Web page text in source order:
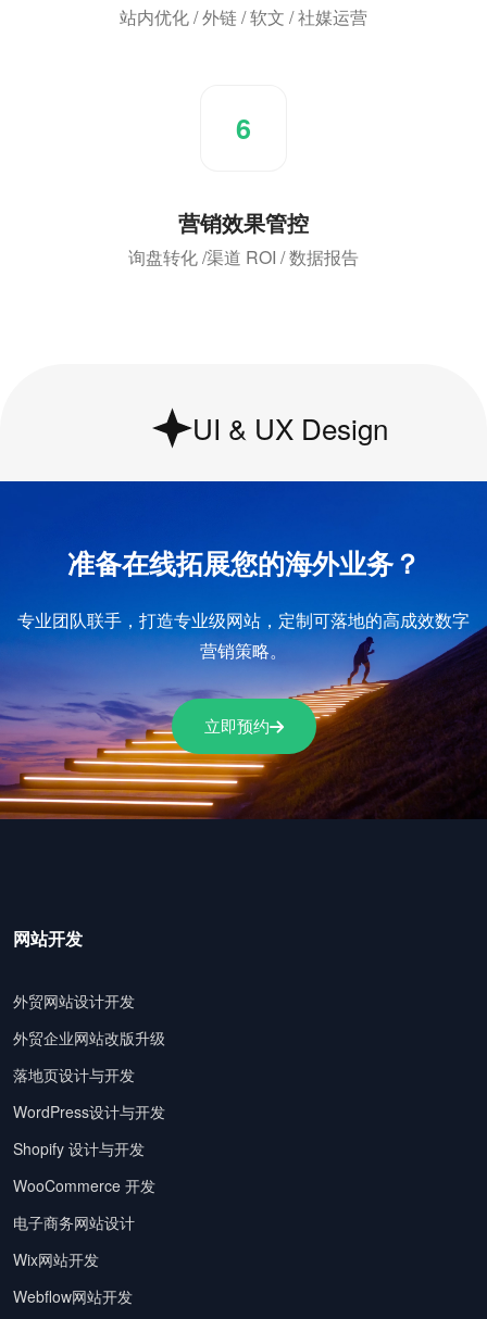
站内优化 / 外链 / 软文 / 社媒运营
6
营销效果管控
询盘转化 /渠道 ROI / 数据报告
UI & UX Design
准备在线拓展您的海外业务？
专业团队联手，打造专业级网站，定制可落地的高成效数字
营销策略。
立即预约
网站开发
外贸网站设计开发
外贸企业网站改版升级
落地页设计与开发
WordPress设计与开发
Shopify 设计与开发
WooCommerce 开发
电子商务网站设计
Wix网站开发
Webflow网站开发